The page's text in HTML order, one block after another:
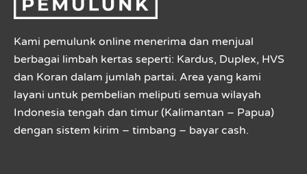
Kami pemulunk online menerima dan menjual
berbagai limbah kertas seperti: Kardus, Duplex, HVS
dan Koran dalam jumlah partai. Area yang kami
layani untuk pembelian meliputi semua wilayah
Indonesia tengah dan timur (Kalimantan – Papua)
dengan sistem kirim – timbang – bayar cash.